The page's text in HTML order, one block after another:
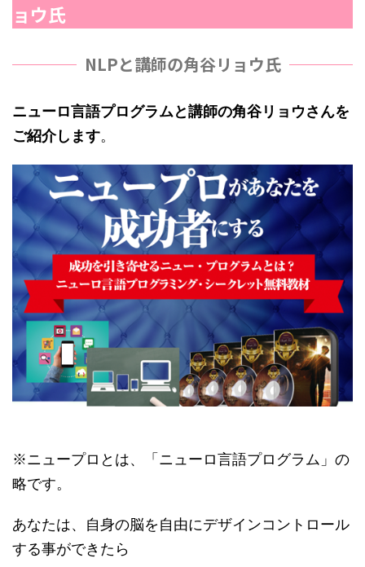
ョウ氏
NLPと講師の角谷リョウ氏
ニューロ言語プログラムと講師の角谷リョウさんを
ご紹介します。
※ニュープロとは、「ニューロ言語プログラム」の
略です。
あなたは、自身の脳を自由にデザインコントロール
する事ができたら